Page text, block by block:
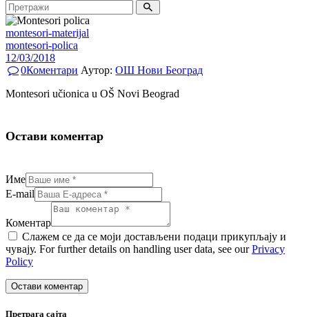
montesori-materijal
montesori-polica
12/03/2018
0Коментари Аутор:ОШ Нови Београд
Montesori učionica u OŠ Novi Beograd
Остави коментар
Име
E-mail
Коментар
Слажем се да се моји достављени подаци прикупљају и
чувају. For further details on handling user data, see ourPrivacy
Policy
Претрага сајта